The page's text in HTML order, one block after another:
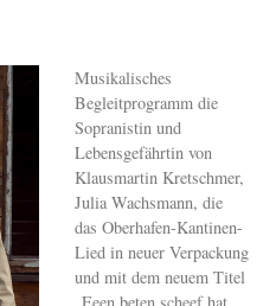
Musikalisches
Begleitprogramm die
Sopranistin und
Lebensgefährtin von
Klausmartin Kretschmer,
Julia Wachsmann, die
das Oberhafen-Kantinen-
Lied in neuer Verpackung
und mit dem neuem Titel